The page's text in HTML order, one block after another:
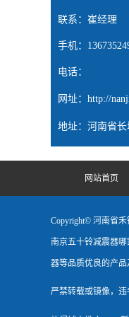
联系：崔经理
手机：
电话：
网址： http://
地址：河南省
网站首页
Copyright© 河南省
南京五十铃减震器
器等品质优良的产品
严禁转载或镜像，违